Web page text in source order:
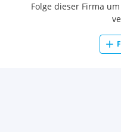
Folge dieser Firma